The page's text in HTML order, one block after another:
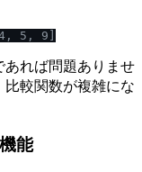
5, 9]
あれば問題ありませ
較関数が複雑にな
能